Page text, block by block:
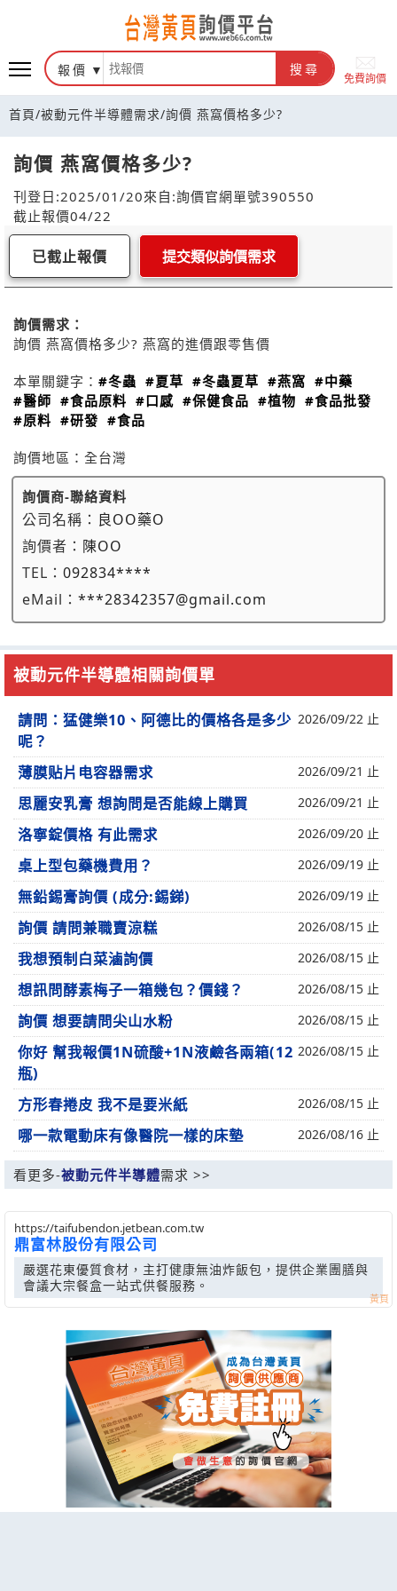
報價 搜尋
免費詢價
首頁/被動元件半導體需求/詢價 燕窩價格多少?
詢價 燕窩價格多少?
刊登日:2025/01/20來自:詢價官網單號390550
截止報價04/22
已截止報價 提交類似詢價需求
詢價需求：
詢價 燕窩價格多少? 燕窩的進價跟零售價
本單關鍵字： #冬蟲 #夏草 #冬蟲夏草 #燕窩 #中藥
#醫師 #食品原料 #口感 #保健食品 #植物 #食品批發
#原料 #研發 #食品
詢價地區： 全台灣
詢價商-聯絡資料
公司名稱： 良OO藥O
詢價者： 陳OO
TEL： 092834****
eMail： ***28342357@gmail.com
被動元件半導體相關詢價單
請問：猛健樂10、阿德比的價格各是多少
呢？
2026/09/22 止
薄膜贴片电容器需求 2026/09/21 止
思麗安乳膏 想詢問是否能線上購買 2026/09/21 止
洛寧錠價格 有此需求 2026/09/20 止
桌上型包藥機費用？ 2026/09/19 止
無鉛錫膏詢價 (成分:錫銻) 2026/09/19 止
詢價 請問兼職賣涼糕 2026/08/15 止
我想預制白菜滷詢價 2026/08/15 止
想訊問酵素梅子一箱幾包？價錢？ 2026/08/15 止
詢價 想要請問尖山水粉 2026/08/15 止
你好 幫我報價1N硫酸+1N液鹼各兩箱(12
瓶)
2026/08/15 止
方形春捲皮 我不是要米紙 2026/08/15 止
哪一款電動床有像醫院一樣的床墊 2026/08/16 止
看更多-被動元件半導體需求 >>
https://taifubendon.jetbean.com.tw
鼎富林股份有限公司
嚴選花東優質食材，主打健康無油炸飯包，提供企業團膳與
會議大宗餐盒一站式供餐服務。